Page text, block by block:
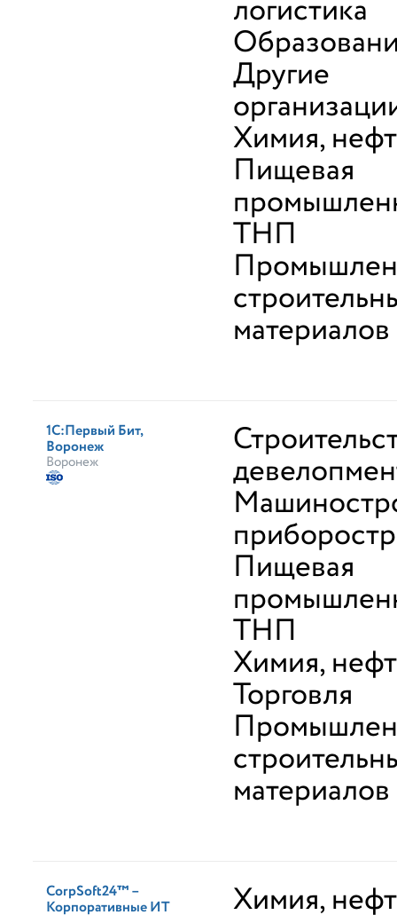
логистика
Другие
Химия,
Пищевая
ТНП
материалов
1С:Первый Бит,
Воронеж
Воронеж
Пищевая
ТНП
Химия,
Торговля
материалов
CorpSoft24™ –
Корпоративные ИТ Химия,